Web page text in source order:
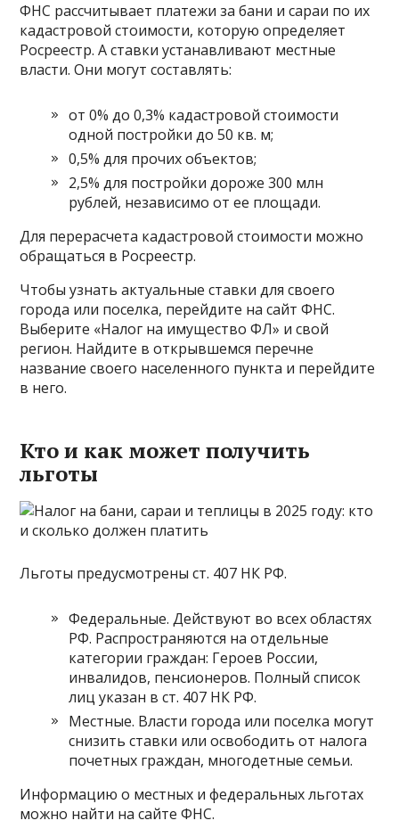
ФНС рассчитывает платежи за бани и сараи по их
кадастровой стоимости, которую определяет
Росреестр. А ставки устанавливают местные
власти. Они могут составлять:
от 0% до 0,3% кадастровой стоимости
одной постройки до 50 кв. м;
0,5% для прочих объектов;
2,5% для постройки дороже 300 млн
рублей, независимо от ее площади.
Для перерасчета кадастровой стоимости можно
обращаться в Росреестр.
Чтобы узнать актуальные ставки для своего
города или поселка, перейдите на сайт ФНС.
Выберите «Налог на имущество ФЛ» и свой
регион. Найдите в открывшемся перечне
название своего населенного пункта и перейдите
в него.
Кто и как может получить
льготы
Льготы предусмотрены ст. 407 НК РФ.
Федеральные. Действуют во всех областях
РФ. Распространяются на отдельные
категории граждан: Героев России,
инвалидов, пенсионеров. Полный список
лиц указан в ст. 407 НК РФ.
Местные. Власти города или поселка могут
снизить ставки или освободить от налога
почетных граждан, многодетные семьи.
Информацию о местных и федеральных льготах
можно найти на сайте ФНС.